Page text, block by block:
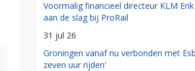
Voormalig financieel directeur KLM
aan de slag bij ProRail
31 jul 26
Groningen vanaf nu verbonden met
zeven uur rijden'